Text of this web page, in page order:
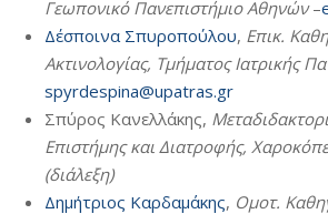
Γεωπονικό Πανεπιστήμιο Αθηνών–
Δέσποινα Σπυροπούλου, Επικ.
Ακτινολογίας, Τμήματος Ιατρικής
spyrdespina@upatras.gr
Σπύρος Κανελλάκης,
Επιστήμης και Διατροφής,
(διάλεξη)
Δημήτριος Καρδαμάκης, Ομοτ.